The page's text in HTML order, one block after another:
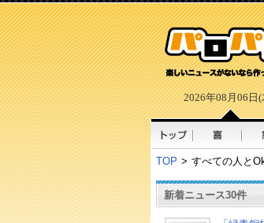
2026年08月06日(
TOP > すべての人と
新着ニュース30件